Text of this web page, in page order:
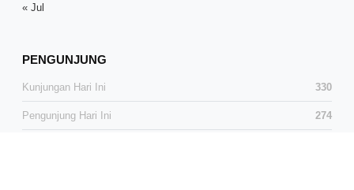
« Jul
PENGUNJUNG
Kunjungan Hari Ini 330
Pengunjung Hari Ini 274